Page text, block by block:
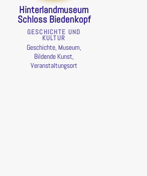
Hinterlandmuseum
Schloss Biedenkopf
GESCHICHTE UND
KULTUR
Geschichte, Museum,
Bildende Kunst,
Veranstaltungsort